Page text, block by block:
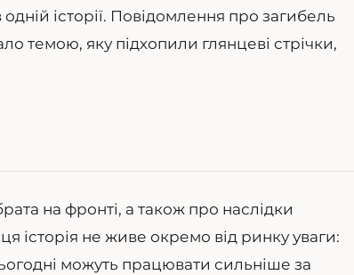
історії. Повідомлення про загибель
темою, яку підхопили глянцеві стрічки,
на фронті, а також про наслідки
історія не живе окремо від ринку уваги:
можуть працювати сильніше за